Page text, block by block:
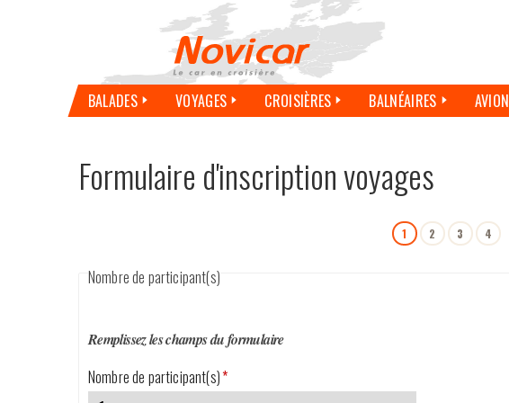
BALADES VOYAGES CROISIÈRES BALNÉAIRES AVION
Formulaire d'inscription voyages
1 2 3 4
Nombre de participant(s)
Remplissez les champs du formulaire
Nombre de participant(s)*